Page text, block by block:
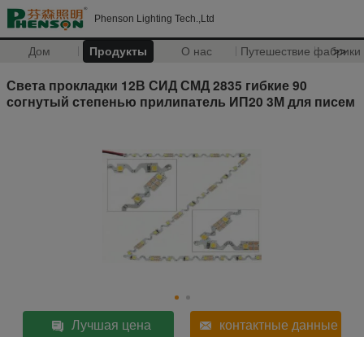
Phenson Lighting Tech.,Ltd
Дом Продукты О нас Путешествие фабрики
>>
Света прокладки 12В СИД СМД 2835 гибкие 90
согнутый степенью прилипатель ИП20 3М для писем
Лучшая цена контактные данные